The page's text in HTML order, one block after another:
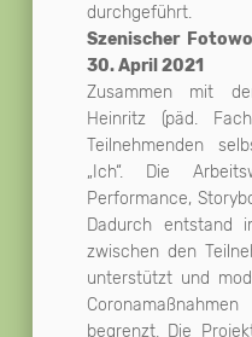
durchgeführt.
Szenischer
30. April 2021
Zusammen mit
Heinritz (päd.
Teilnehmenden
„Ich“. Die
Performance,
Dadurch entstand
zwischen den
unterstützt und
begrenzt. Die